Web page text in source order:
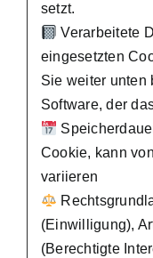
setzt.
Verarbeitete
eingesetzten
Sie weiter unten
Software, der
Cookie, kann
variieren
(Einwilligung),
(Berechtigte